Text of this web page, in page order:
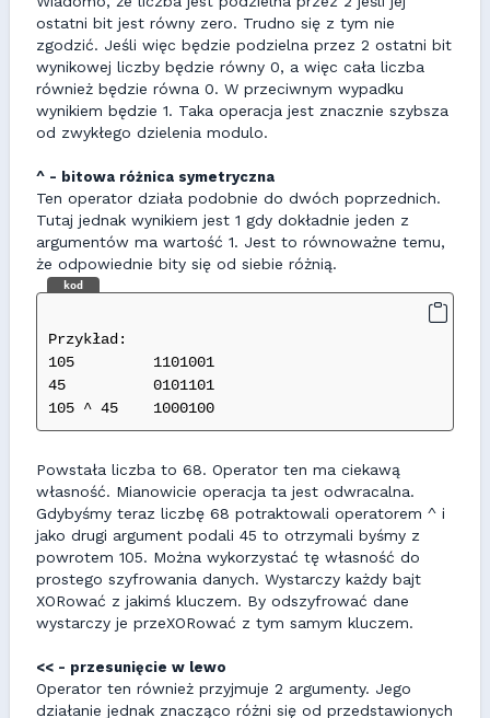
ostatni bit jest równy zero. Trudno się z tym nie
zgodzić. Jeśli więc będzie podzielna przez 2 ostatni bit
wynikowej liczby będzie równy 0, a więc cała liczba
również będzie równa 0. W przeciwnym wypadku
wynikiem będzie 1. Taka operacja jest znacznie szybsza
od zwykłego dzielenia modulo.
^ - bitowa różnica symetryczna
Ten operator działa podobnie do dwóch poprzednich.
Tutaj jednak wynikiem jest 1 gdy dokładnie jeden z
argumentów ma wartość 1. Jest to równoważne temu,
że odpowiednie bity się od siebie różnią.
kod
Przykład:
105         1101001
45          0101101
105 ^ 45    1000100
Powstała liczba to 68. Operator ten ma ciekawą
własność. Mianowicie operacja ta jest odwracalna.
Gdybyśmy teraz liczbę 68 potraktowali operatorem ^ i
jako drugi argument podali 45 to otrzymali byśmy z
powrotem 105. Można wykorzystać tę własność do
prostego szyfrowania danych. Wystarczy każdy bajt
XORować z jakimś kluczem. By odszyfrować dane
wystarczy je przeXORować z tym samym kluczem.
<< - przesunięcie w lewo
Operator ten również przyjmuje 2 argumenty. Jego
działanie jednak znacząco różni się od przedstawionych